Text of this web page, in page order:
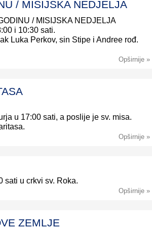
/ MISIJSKA NEDJELJA
/ MISIJSKA NEDJELJA
i 10:30 sati.
Luka Perkov, sin Stipe i Andree rođ.
Opširnije »
u 17:00 sati, a poslije je sv. misa.
Opširnije »
sati u crkvi sv. Roka.
Opširnije »
ZEMLJE